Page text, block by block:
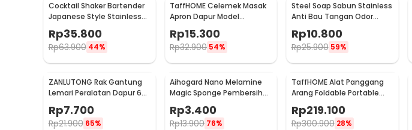
Cocktail Shaker Bartender
Japanese Style Stainless
Steel 200ml
Rp35.800
Rp63.900 44%
TaffHOME Celemek Masak
Apron Dapur Model
Kantong Pola Spatula -
JJ41
Rp15.300
Rp32.900 54%
Steel Soap Sabun Stainless
Anti Bau Tangan Odor
Remove - HW071
Rp10.800
Rp25.900 59%
ZANLUTONG Rak Gantung
Lemari Peralatan Dapur 6
Rp7.700
Rp21.900 65%
Aihogard Nano Melamine
Magic Sponge Pembersih
Karat Besi - CW62
Rp3.400
Rp13.900 76%
TaffHOME Alat Panggang
Arang Foldable Portable
HWSK77
Rp219.100
Rp300.900 28%